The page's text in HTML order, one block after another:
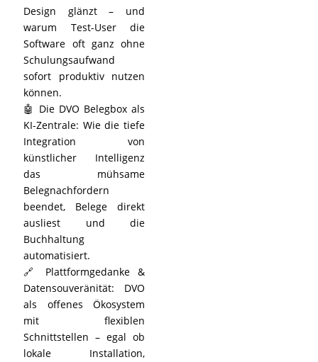
Design glänzt – und
warum Test-User die
Software oft ganz ohne
Schulungsaufwand
sofort produktiv nutzen
können.
🤖 Die DVO Belegbox als
KI-Zentrale: Wie die tiefe
Integration von
künstlicher Intelligenz
das mühsame
Belegnachfordern
beendet, Belege direkt
ausliest und die
Buchhaltung
automatisiert.
🔗 Plattformgedanke &
Datensouveränität: DVO
als offenes Ökosystem
mit flexiblen
Schnittstellen – egal ob
lokale Installation,